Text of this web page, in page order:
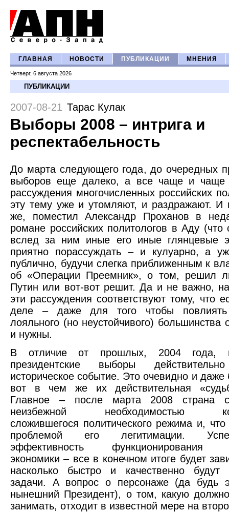
ГЛАВНАЯ НОВОСТИ ПУБЛИКАЦИИ МНЕНИЯ
Четверг, 6 августа 2026
ПУБЛИКАЦИИ
2007-08-21 Тарас Кулак
Выборы 2008 – интрига и
респектабельность
До марта следующего года, до очередных
выборов еще далеко, а все чаще и чаще
рассуждения многочисленных российских
эту тему уже и утомляют, и раздражают. И
же, поместил Александр Проханов в
романе российских политологов в Аду (что
вслед за ним иные его иные глянцевые
приятно порассуждать – и кулуарно, а
публично, будучи слегка приближенным к
об «Операции Преемник», о том, решил
Путин или вот-вот решит. Да и не важно,
эти рассуждения соответствуют тому, что
деле – даже для того чтобы
лояльного (но неустойчивого) большинства
и нужны.
В отличие от прошлых, 2004 года,
президентские выборы
историческое событие. Это очевидно и
вот в чем же их действительная
Главное – после марта 2008 страна
неизбежной необходимостью
сложившегося политического режима и,
проблемой его легитимации.
эффективность функционирования
экономики – все в конечном итоге будет
насколько быстро и качественно
задачи. А вопрос о персонаже (да будь
нынешний Президент), о том, какую
занимать, отходит в известной мере на